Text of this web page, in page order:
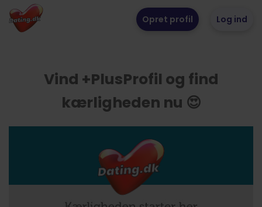
Opret profil Log ind
Vind +PlusProfil og find
kærligheden nu 😍